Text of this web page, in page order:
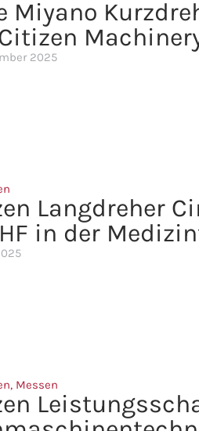
Miyano
2025
Langdreher
HF in der
, Messen